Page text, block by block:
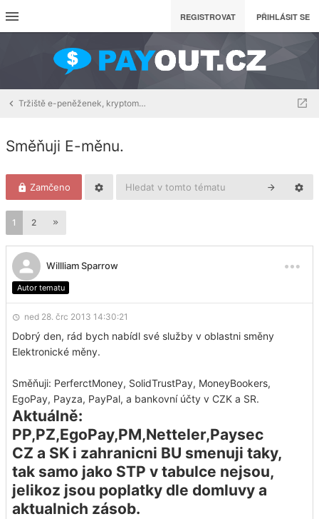
REGISTROVAT PŘIHLÁSIT SE
Tržiště e-peněženek, kryptoměn, fiat měn, aj..
Směňuji E-měnu.
Zamčeno
1 2
Willliam Sparrow
Autor tematu
ned 28. črc 2013 14:30:21
Dobrý den, rád bych nabídl své služby v oblastni směny
Elektronické měny.
Směňuji: PerferctMoney, SolidTrustPay, MoneyBookers,
EgoPay, Payza, PayPal, a bankovní účty v CZK a SR.
Aktuálně:
PP,PZ,EgoPay,PM,Netteler,Paysec
CZ a SK i zahranicni BU smenuji taky,
tak samo jako STP v tabulce nejsou,
jelikoz jsou poplatky dle domluvy a
aktualnich zásob.